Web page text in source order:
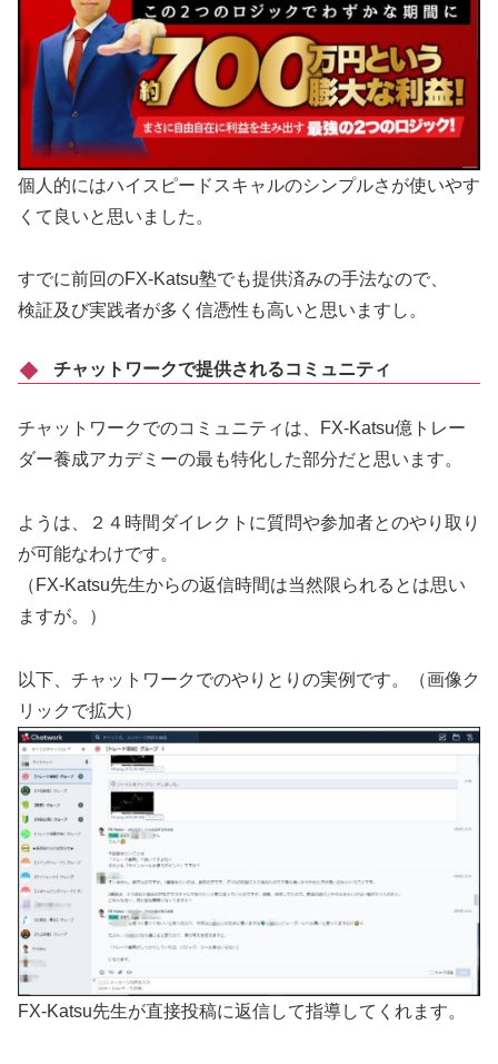
個人的にはハイスピードスキャルのシンプルさが使いやす
くて良いと思いました。
すでに前回のFX-Katsu塾でも提供済みの手法なので、
検証及び実践者が多く信憑性も高いと思いますし。
チャットワークで提供されるコミュニティ
チャットワークでのコミュニティは、FX-Katsu億トレー
ダー養成アカデミーの最も特化した部分だと思います。
ようは、２４時間ダイレクトに質問や参加者とのやり取り
が可能なわけです。
（FX-Katsu先生からの返信時間は当然限られるとは思い
ますが。）
以下、チャットワークでのやりとりの実例です。（画像ク
リックで拡大）
FX-Katsu先生が直接投稿に返信して指導してくれます。